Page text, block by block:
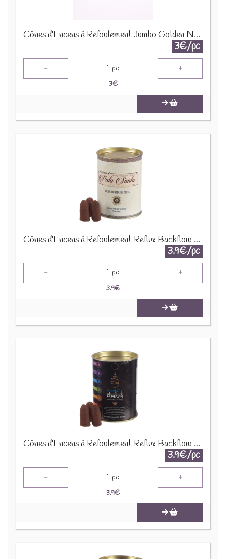
Cônes d'Encens à Refoulement Jumbo Golden Nag 42g - Sauge Blanche JBackF-06
3€/pc
- 1 pc +
3€
Cônes d'Encens à Refoulement Reflux Backflow Goloka - Bois Sacré Palo Santo INC499
3.9€/pc
- 1 pc +
3.9€
Cônes d'Encens à Refoulement Reflux Backflow Goloka - Chakra INC503
3.9€/pc
- 1 pc +
3.9€